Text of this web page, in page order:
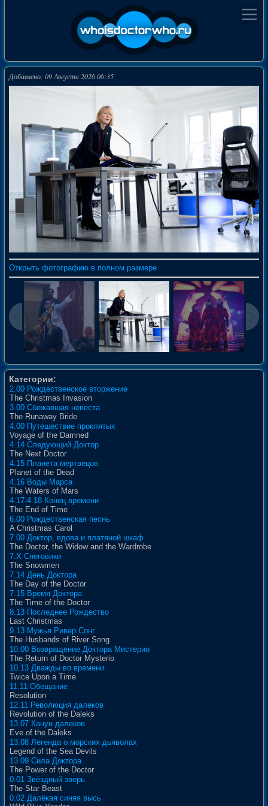
Добавлено: 09 Августа 2026 06:35
Открыть фотографию в полном размере
Категории:
2.00 Рождественское вторжение
The Christmas Invasion
3.00 Сбежавшая невеста
The Runaway Bride
4.00 Путешествие проклятых
Voyage of the Damned
4.14 Следующий Доктор
The Next Doctor
4.15 Планета мертвецов
Planet of the Dead
4.16 Воды Марса
The Waters of Mars
4.17-4.18 Конец времени
The End of Time
6.00 Рождественская песнь
A Christmas Carol
7.00 Доктор, вдова и платяной шкаф
The Doctor, the Widow and the Wardrobe
7.X Снеговики
The Snowmen
7.14 День Доктора
The Day of the Doctor
7.15 Время Доктора
The Time of the Doctor
8.13 Последнее Рождество
Last Christmas
9.13 Мужья Ривер Сонг
The Husbands of River Song
10.00 Возвращение Доктора Мистерио
The Return of Doctor Mysterio
10.13 Дважды во времени
Twice Upon a Time
11.11 Обещание
Resolution
12.11 Революция далеков
Revolution of the Daleks
13.07 Канун далеков
Eve of the Daleks
13.08 Легенда о морских дьяволах
Legend of the Sea Devils
13.09 Сила Доктора
The Power of the Doctor
0.01 Звёздный зверь
The Star Beast
0.02 Далёкая синяя высь